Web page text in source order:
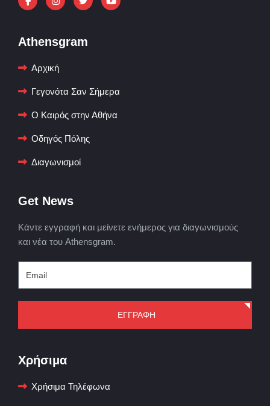
Athensgram
Αρχική
Γεγονότα Σαν Σήμερα
Ο Καιρός στην Αθήνα
Οδηγός Πόλης
Διαγωνισμοί
Get News
Κάντε εγγραφή και μείνετε ενήμερος για διαγωνισμούς
και νέα του Athensgram.
ΕΓΓΡΑΦΗ
Χρήσιμα
Χρήσιμα Τηλέφωνα